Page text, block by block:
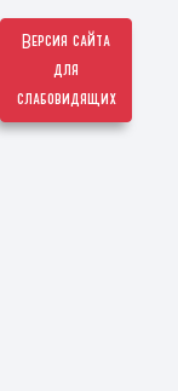
Версия сайта
для
слабовидящих